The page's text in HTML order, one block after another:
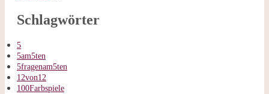
Schlagwörter
5
5am5ten
5fragenam5ten
12von12
100Farbspiele